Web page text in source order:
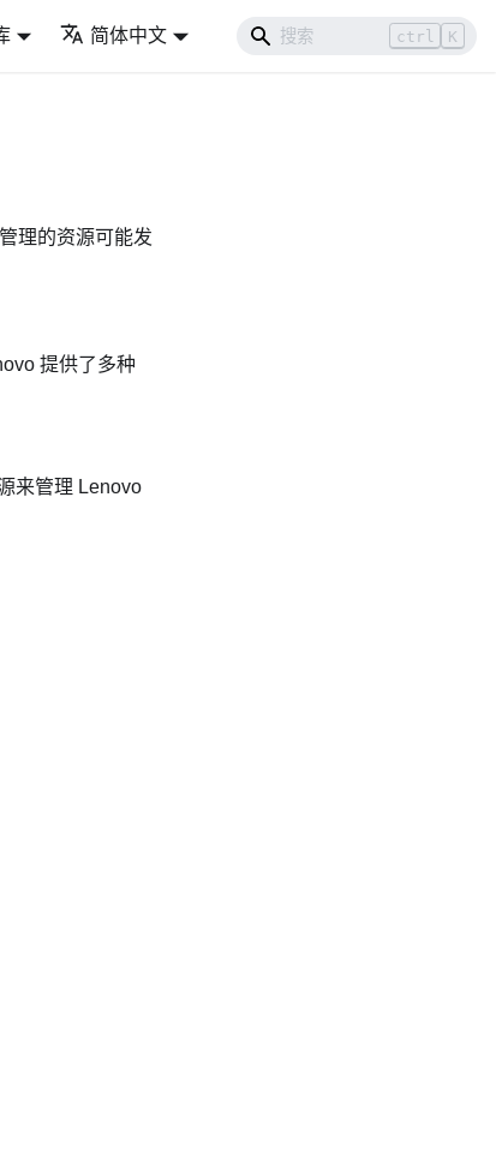
简体中文 ctrl K
管理的资源可能发
提供了多种
来管理 Lenovo